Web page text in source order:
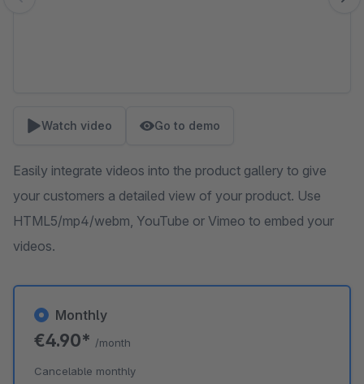
Watch video Go to demo
Easily integrate videos into the product gallery to give
your customers a detailed view of your product. Use
HTML5/mp4/webm, YouTube or Vimeo to embed your
videos.
Monthly
€4.90* /month
Cancelable monthly